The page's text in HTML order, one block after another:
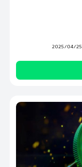
2025/04/25